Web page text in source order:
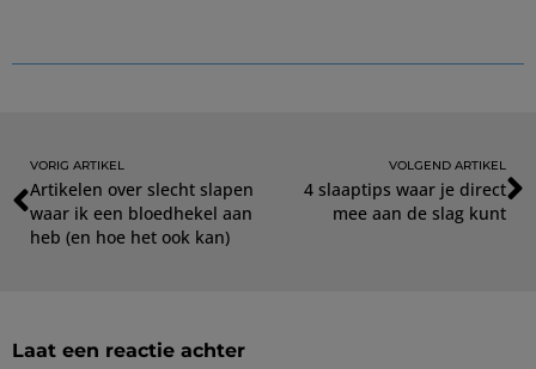
VORIG ARTIKEL
Artikelen over slecht slapen
waar ik een bloedhekel aan
heb (en hoe het ook kan)
VOLGEND ARTIKEL
4 slaaptips waar je direct
mee aan de slag kunt
Laat een reactie achter